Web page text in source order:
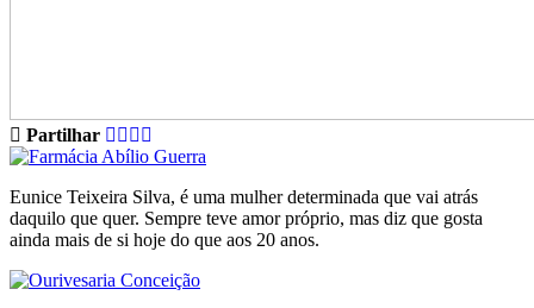
Partilhar
Eunice Teixeira Silva, é uma mulher determinada que vai atrás
daquilo que quer. Sempre teve amor próprio, mas diz que gosta
ainda mais de si hoje do que aos 20 anos.